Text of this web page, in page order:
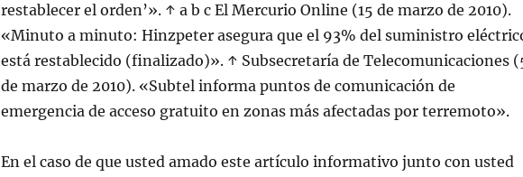
restablecer el orden’». ↑ a b c El Mercurio Online (15 de marzo de 2010).
«Minuto a minuto: Hinzpeter asegura que el 93% del suministro
está restablecido (finalizado)». ↑ Subsecretaría de Telecomunicaciones
de marzo de 2010). «Subtel informa puntos de comunicación de
emergencia de acceso gratuito en zonas más afectadas por terremoto».
En el caso de que usted amado este artículo informativo junto con usted